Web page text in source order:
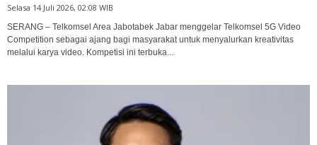
Selasa 14 Juli 2026, 02:08 WIB
SERANG – Telkomsel Area Jabotabek Jabar menggelar Telkomsel 5G Video
Competition sebagai ajang bagi masyarakat untuk menyalurkan kreativitas
melalui karya video. Kompetisi ini terbuka...